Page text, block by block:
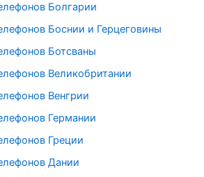
Болгарии
Боснии и Герцеговины
Ботсваны
Великобритании
Венгрии
Германии
Греции
Дании